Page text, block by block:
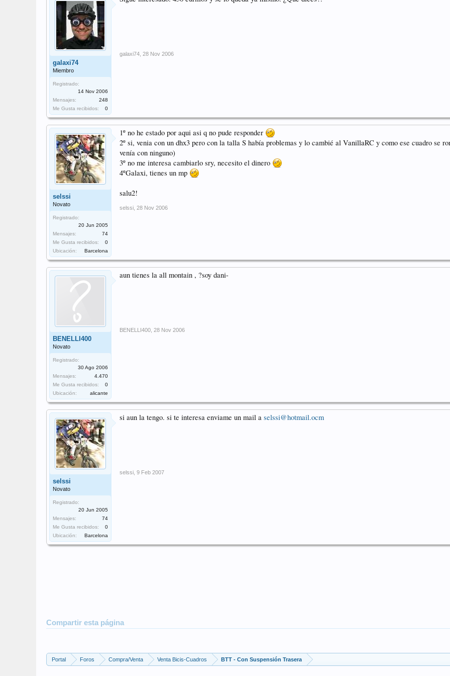
galaxi74
Miembro
Registrado:
14 Nov 2006
Mensajes:
248
Me Gusta recibidos:
0
galaxi74 28 Nov 2006
selssi
Novato
Registrado:
20 Jun 2005
Mensajes:
74
Me Gusta recibidos:
0
Ubicación:
Barcelona
1º no he estado por aqui asi q no pude responder
2º si, venia con un dhx3 pero con la talla S había problemas y lo cambié al VanillaRC y como ese cuadro se
venía con ninguno)
3º no me interesa cambiarlo sry, necesito el dinero
4ºGalaxi, tienes un mp
salu2!
selssi 28 Nov 2006
BENELLI400
Novato
Registrado:
30 Ago 2006
Mensajes:
4.470
Me Gusta recibidos:
0
Ubicación:
alicante
aun tienes la all montain , ?soy dani-
BENELLI400 28 Nov 2006
selssi
Novato
Registrado:
20 Jun 2005
Mensajes:
74
Me Gusta recibidos:
0
Ubicación:
Barcelona
si aun la tengo. si te interesa enviame un mail a selssi@hotmail.ocm
selssi 9 Feb 2007
Compartir esta página
Portal Foros Compra/Venta Venta Bicis-Cuadros BTT - Con Suspensión Trasera